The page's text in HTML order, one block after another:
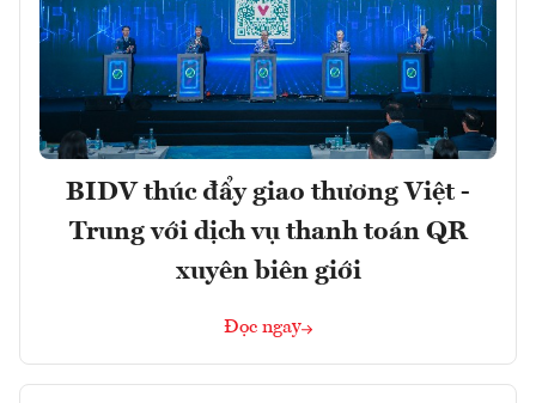
BIDV thúc đẩy giao thương Việt -
Trung với dịch vụ thanh toán QR
xuyên biên giới
Đọc ngay